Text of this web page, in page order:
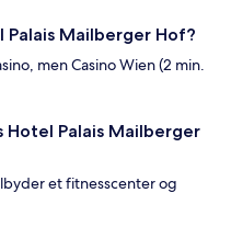
Palais Mailberger Hof?
men Casino Wien (2 min.
Hotel Palais Mailberger
et fitnesscenter og